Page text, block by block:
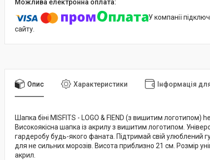
У компанії
сайту.
Опис Характеристики Інформація
Шапка біні MISFITS - LOGO & FIEND (з вишитим
Високоякісна шапка із акрилу з вишитим логотипом.
гардеробу будь-якого фаната. Підтримай свій улюблений
для не сильних морозів. Висота приблизно 21 см. Розмір
акрил.